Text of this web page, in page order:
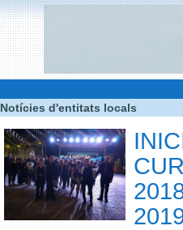
Notícies d'entitats locals